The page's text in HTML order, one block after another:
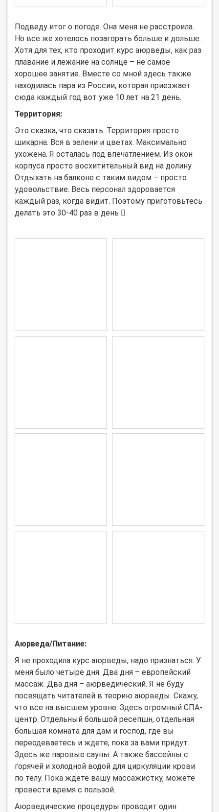
Подведу итог о погоде. Она меня не расстроила.
Но все же хотелось позагорать больше и дольше.
Хотя для тех, кто проходит курс аюрведы, как раз
плавание и лежание на солнце – не самое
хорошее занятие. Вместе со мной здесь также
находилась пара из России, которая приезжает
сюда каждый год вот уже 10 лет на 21 день.
Территория:
Это сказка, что сказать. Территория просто
шикарна. Вся в зелени и цветах. Максимально
ухожена. Я осталась под впечатлением. Из окон
корпуса просто восхитительный вид на долину.
Отдыхать на балконе с таким видом – просто
удовольствие. Весь персонал здоровается
каждый раз, когда видит. Поэтому приготовьтесь
делать это 30-40 раз в день 
Аюрведа/Питание:
Я не проходила курс аюрведы, надо признаться. У
меня было четыре дня. Два дня – европейский
массаж. Два дня – аюрведический. Я не буду
посвящать читателей в теорию аюрведы. Скажу,
что все на высшем уровне. Здесь огромный СПА-
центр. Отдельный большой ресепшн, отдельная
большая комната для дам и господ, где вы
переодеваетесь и ждете, пока за вами придут.
Здесь же паровые сауны. А также бассейны с
горячей и холодной водой для циркуляции крови
по телу. Пока ждете вашу массажистку, можете
провести время с пользой.
Аюрведические процедуры проводит один